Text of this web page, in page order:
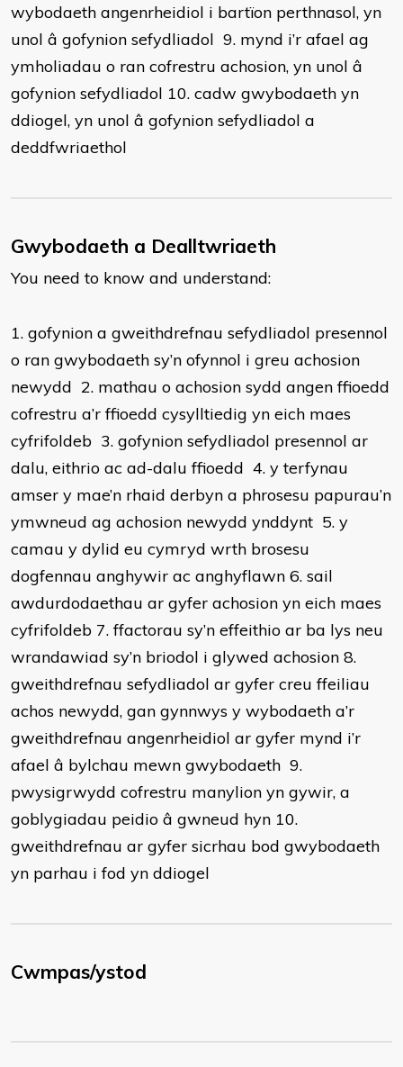
wybodaeth angenrheidiol i bartïon perthnasol, yn
unol â gofynion sefydliadol 9. mynd i’r afael ag
ymholiadau o ran cofrestru achosion, yn unol â
gofynion sefydliadol 10. cadw gwybodaeth yn
ddiogel, yn unol â gofynion sefydliadol a
deddfwriaethol
Gwybodaeth a Dealltwriaeth
You need to know and understand:
1. gofynion a gweithdrefnau sefydliadol presennol
o ran gwybodaeth sy’n ofynnol i greu achosion
newydd 2. mathau o achosion sydd angen ffioedd
cofrestru a’r ffioedd cysylltiedig yn eich maes
cyfrifoldeb 3. gofynion sefydliadol presennol ar
dalu, eithrio ac ad-dalu ffioedd 4. y terfynau
amser y mae’n rhaid derbyn a phrosesu papurau’n
ymwneud ag achosion newydd ynddynt 5. y
camau y dylid eu cymryd wrth brosesu
dogfennau anghywir ac anghyflawn 6. sail
awdurdodaethau ar gyfer achosion yn eich maes
cyfrifoldeb 7. ffactorau sy’n effeithio ar ba lys neu
wrandawiad sy’n briodol i glywed achosion 8.
gweithdrefnau sefydliadol ar gyfer creu ffeiliau
achos newydd, gan gynnwys y wybodaeth a’r
gweithdrefnau angenrheidiol ar gyfer mynd i’r
afael â bylchau mewn gwybodaeth 9.
pwysigrwydd cofrestru manylion yn gywir, a
goblygiadau peidio â gwneud hyn 10.
gweithdrefnau ar gyfer sicrhau bod gwybodaeth
yn parhau i fod yn ddiogel
Cwmpas/ystod